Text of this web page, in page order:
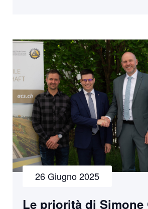
26 Giugno 2025
Le priorità di Simone